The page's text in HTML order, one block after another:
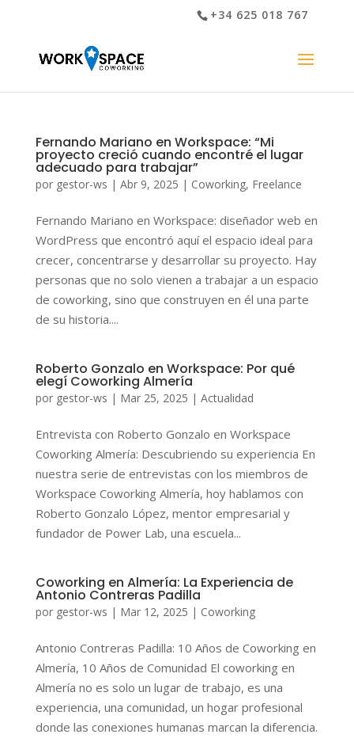
+34 625 018 767
Fernando Mariano en Workspace: “Mi
proyecto creció cuando encontré el lugar
adecuado para trabajar”
por gestor-ws | Abr 9, 2025 | Coworking, Freelance
Fernando Mariano en Workspace: diseñador web en
WordPress que encontró aquí el espacio ideal para
crecer, concentrarse y desarrollar su proyecto. Hay
personas que no solo vienen a trabajar a un espacio
de coworking, sino que construyen en él una parte
de su historia....
Roberto Gonzalo en Workspace: Por qué
elegí Coworking Almería
por gestor-ws | Mar 25, 2025 | Actualidad
Entrevista con Roberto Gonzalo en Workspace
Coworking Almería: Descubriendo su experiencia En
nuestra serie de entrevistas con los miembros de
Workspace Coworking Almería, hoy hablamos con
Roberto Gonzalo López, mentor empresarial y
fundador de Power Lab, una escuela...
Coworking en Almería: La Experiencia de
Antonio Contreras Padilla
por gestor-ws | Mar 12, 2025 | Coworking
Antonio Contreras Padilla: 10 Años de Coworking en
Almería, 10 Años de Comunidad El coworking en
Almería no es solo un lugar de trabajo, es una
experiencia, una comunidad, un hogar profesional
donde las conexiones humanas marcan la diferencia.